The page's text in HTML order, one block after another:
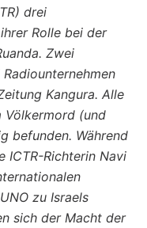
drei
Rolle bei der
Zwei
Kangura. Alle
(und
befunden. Während
ICTR-Richterin Navi
zu Israels
sich der Macht der